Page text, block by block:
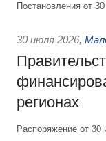
Постановления от
30 июля 2026,
регионах
Распоряжение от